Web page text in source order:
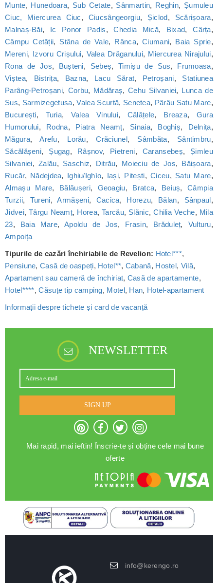
Munte, Hunedoara, Sub Cetate, Sânmartin, Reghin, Șumuleu
Ciuc, Miercurea Ciuc, Ciucsângeorgiu, Șiclod, Scărișoara,
Malnaș-Băi, Ic Ponor Padis,Chedia Mică, Bixad,Cârța,
Câmpu Cetății, Stâna de Vale, Rânca,Ciumani, Baia Sprie,
Mereni, Izvoru Crișului, Valea Drăganului, Miercurea Nirajului,
Rona de Jos, Bușteni, Sebeș, Timișu de Sus, Frumoasa,
Viștea, Bistrița, Bazna, Lacu Sărat, Petroșani, Statiunea
Parâng-Petroșani, Corbu, Mădăraș, Cehu Silvaniei, Lunca de
Sus, Sarmizegetusa,Valea Scurtă, Senetea, Pârâu Satu Mare,
București, Turia, Valea Vinului, Călățele, Breaza, Gura
Humorului, Rodna, Piatra Neamț, Sinaia, Boghiș, Delnița,
Măgura,Arefu, Lorău,Crăciunel, Sâmbăta, Sântimbru,
Săcălășeni, Șugag, Râșnov, Pietreni, Caransebeș, Șimleu
Silvaniei,Zalău, Saschiz, Ditrău, Moieciu de Jos, Băișoara,
Rucăr, Nădejdea, Ighiu/Ighìo, Iași, Pitești,Ciceu, Satu Mare,
Almașu Mare, Bălăușeri, Geoagiu, Bratca, Beiuș,Câmpia
Turzii, Tureni,Armășeni, Cacica, Horezu, Bălan, Sânpaul,
Jidvei,Târgu Neamț, Horea,Tarcău, Slănic,Chilia Veche, Mila
23, Baia Mare,Apoldu de Jos, Frasin, Brăduleț, Vulturu,
Ampoița
Tipurile de cazări închiriabile de Revelion: Hotel***,
Pensiune,Casă de oaspeți, Hotel**, Cabană, Hostel, Vilă,
Apartament sau cameră de închiriat, Casă de apartamente,
Hotel****,Căsuțe tip camping, Motel, Han, Hotel-apartament
Informații despre tichete și card de vacanță
NEWSLETTER
SIGN UP
Mai rapid, mai ieftin! Înscrie-te și obține cele mai bune
oferte
info@kerengo.ro